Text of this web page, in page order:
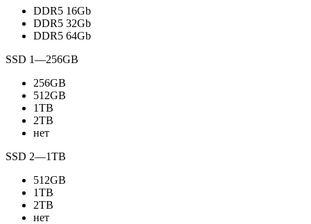
DDR5 16Gb
DDR5 32Gb
DDR5 64Gb
SSD 1—256GB
256GB
512GB
1TB
2TB
нет
SSD 2—1TB
512GB
1TB
2TB
нет